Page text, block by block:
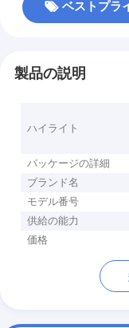
ベストプラ
製品の説明
ハイライト
パッケージの詳細
ブランド名
モデル番号
供給の能力
価格